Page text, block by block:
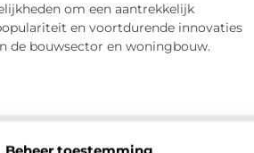
om een aantrekkelijk
en voortdurende innovaties
de bouwsector en woningbouw.